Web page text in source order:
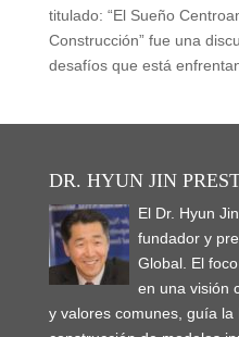
titulado: “El Sueño
Construcción” fue una
desafíos que está
DR. HYUN JIN
El Dr. Hyun
fundador y
Global. El
en una visión
y valores comunes, guía